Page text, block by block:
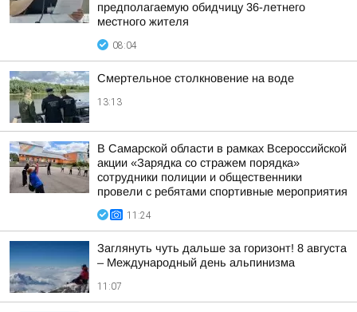
предполагаемую обидчицу 36-летнего
местного жителя
08:04
Смертельное столкновение на воде
13:13
В Самарской области в рамках Всероссийской
акции «Зарядка со стражем порядка»
сотрудники полиции и общественники
провели с ребятами спортивные мероприятия
11:24
Заглянуть чуть дальше за горизонт! 8 августа
– Международный день альпинизма
11:07